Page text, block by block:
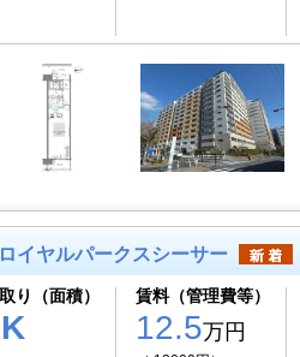
イヤルパークスシーサー
り（面積） 賃料（管理費等）
12.5万円